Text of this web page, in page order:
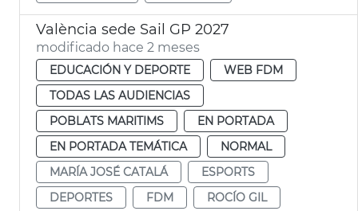
València sede Sail GP 2027
modificado hace 2 meses
EDUCACIÓN Y DEPORTE
WEB FDM
TODAS LAS AUDIENCIAS
POBLATS MARITIMS
EN PORTADA
EN PORTADA TEMÁTICA
NORMAL
MARÍA JOSÉ CATALÁ
ESPORTS
DEPORTES
FDM ROCÍO GIL